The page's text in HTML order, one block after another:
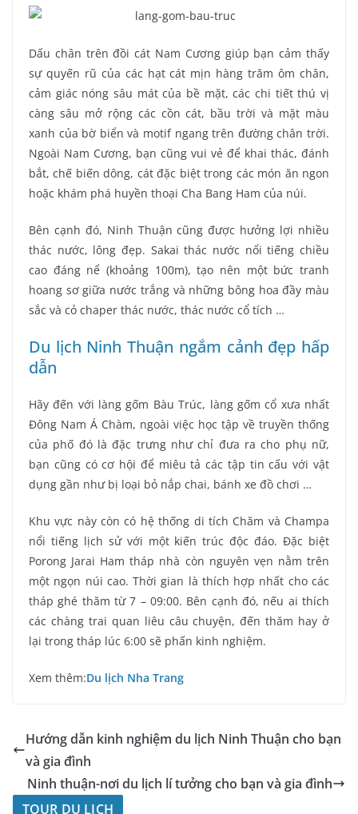
Dấu chân trên đồi cát Nam Cương giúp bạn cảm thấy
sự quyến rũ của các hạt cát mịn hàng trăm ôm chân,
cảm giác nóng sâu mát của bề mặt, các chi tiết thú vị
càng sâu mở rộng các cồn cát, bầu trời và mặt màu
xanh của bờ biển và motif ngang trên đường chân trời.
Ngoài Nam Cương, bạn cũng vui vẻ để khai thác, đánh
bắt, chế biến dông, cát đặc biệt trong các món ăn ngon
hoặc khám phá huyền thoại Cha Bang Ham của núi.
Bên cạnh đó, Ninh Thuận cũng được hưởng lợi nhiều
thác nước, lông đẹp. Sakai thác nước nổi tiếng chiều
cao đáng nể (khoảng 100m), tạo nên một bức tranh
hoang sơ giữa nước trắng và những bông hoa đầy màu
sắc và cỏ chaper thác nước, thác nước cổ tích …
Du lịch Ninh Thuận ngắm cảnh đẹp hấp
dẫn
Hãy đến với làng gốm Bàu Trúc, làng gốm cổ xưa nhất
Đông Nam Á Chàm, ngoài việc học tập về truyền thống
của phố đó là đặc trưng như chỉ đưa ra cho phụ nữ,
bạn cũng có cơ hội để miêu tả các tập tin cấu với vật
dụng gần như bị loại bỏ nắp chai, bánh xe đồ chơi …
Khu vực này còn có hệ thống di tích Chăm và Champa
nổi tiếng lịch sử với một kiến ​​trúc độc đáo. Đặc biệt
Porong Jarai Ham tháp nhà còn nguyên vẹn nằm trên
một ngọn núi cao. Thời gian là thích hợp nhất cho các
tháp ghé thăm từ 7 – 09:00. Bên cạnh đó, nếu ai thích
các chàng trai quan liêu câu chuyện, đến thăm hay ở
lại trong tháp lúc 6:00 sẽ phấn kinh nghiệm.
Xem thêm:Du lịch Nha Trang
Hướng dẫn kinh nghiệm du lịch Ninh Thuận cho bạn
và gia đình
Ninh thuận-nơi du lịch lí tưởng cho bạn và gia đình
TOUR DU LỊCH